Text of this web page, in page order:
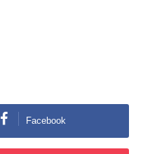
Facebook